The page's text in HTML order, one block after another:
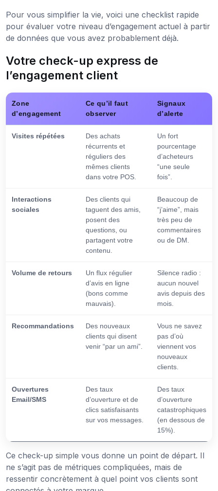
Pour vous simplifier la vie, voici une checklist rapide
pour évaluer votre niveau d’engagement actuel à partir
de données que vous avez probablement déjà.
Votre check-up express de
l’engagement client
Zone
d’engagement
Ce qu’il faut
observer
Signaux
d’alerte
Visites répétées
Des achats
récurrents et
réguliers des
mêmes clients
dans votre POS.
Un fort
pourcentage
d’acheteurs
“une seule
fois”.
Interactions
sociales
Des clients qui
taguent des amis,
posent des
questions, ou
partagent votre
contenu.
Beaucoup de
“j’aime”, mais
très peu de
commentaires
ou de DM.
Volume de retours
Un flux régulier
d’avis en ligne
(bons comme
mauvais).
Silence radio :
aucun nouvel
avis depuis des
mois.
Recommandations
Des nouveaux
clients qui disent
venir “par un ami”.
Vous ne savez
pas d’où
viennent vos
nouveaux
clients.
Ouvertures
Email/SMS
Des taux
d’ouverture et de
clics satisfaisants
sur vos messages.
Des taux
d’ouverture
catastrophiques
(en dessous de
15%).
Ce check-up simple vous donne un point de départ. Il
ne s’agit pas de métriques compliquées, mais de
ressentir concrètement à quel point vos clients sont